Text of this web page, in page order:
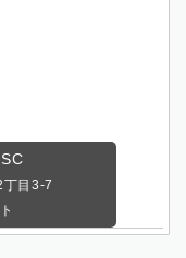
丁目3-7